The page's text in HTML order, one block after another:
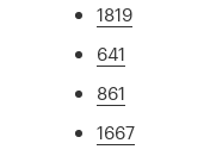
1819
641
861
1667